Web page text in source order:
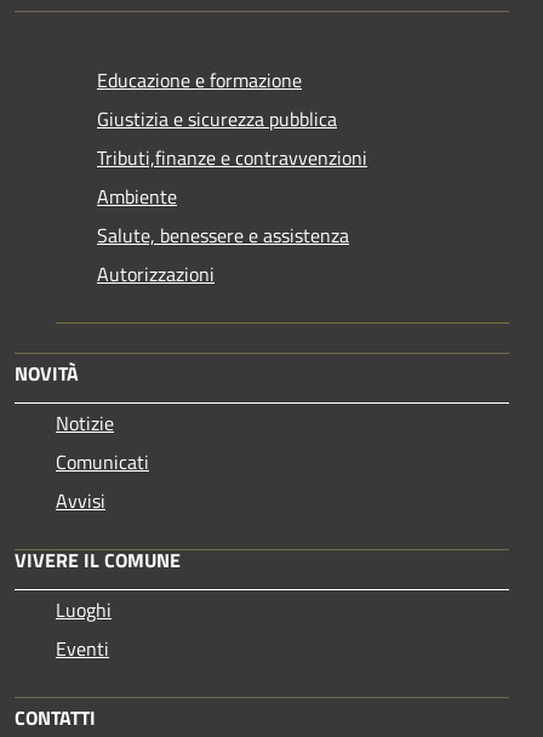
Educazione e formazione
Giustizia e sicurezza pubblica
Tributi,finanze e contravvenzioni
Ambiente
Salute, benessere e assistenza
Autorizzazioni
NOVITÀ
Notizie
Comunicati
Avvisi
VIVERE IL COMUNE
Luoghi
Eventi
CONTATTI